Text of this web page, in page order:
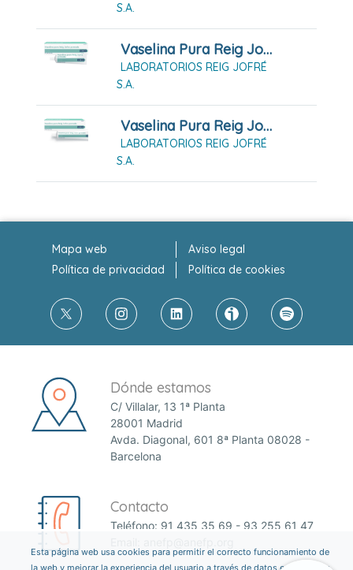
S.A.
Vaselina Pura Reig Jofre Pomada (25g)
LABORATORIOS REIG JOFRÉ
S.A.
Vaselina Pura Reig Jofre Pomada (32g)
LABORATORIOS REIG JOFRÉ
S.A.
Mapa web
Aviso legal
Política de privacidad
Política de cookies
Dónde estamos
C/ Villalar, 13 1ª Planta
28001 Madrid
Avda. Diagonal, 601 8ª Planta 08028 -
Barcelona
Contacto
Teléfono: 91 435 35 69 - 93 255 61 47
Esta página web usa cookies para permitir el correcto funcionamiento de
la web y mejorar la experiencia del usuario a través de datos estadísticos.